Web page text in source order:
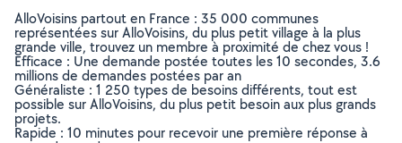
AlloVoisins partout en France : 35 000 communes
représentées sur AlloVoisins, du plus petit village à la plus
grande ville, trouvez un membre à proximité de chez vous !
Efficace : Une demande postée toutes les 10 secondes, 3.6
millions de demandes postées par an
Généraliste : 1 250 types de besoins différents, tout est
possible sur AlloVoisins, du plus petit besoin aux plus grands
projets.
Rapide : 10 minutes pour recevoir une première réponse à